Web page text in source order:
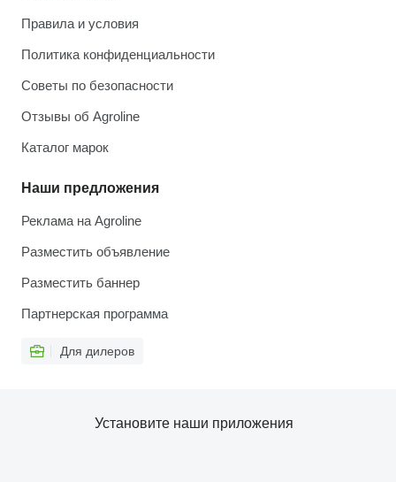
Правила и условия
Политика конфиденциальности
Советы по безопасности
Отзывы об Agroline
Каталог марок
Наши предложения
Реклама на Agroline
Разместить объявление
Разместить баннер
Партнерская программа
Для дилеров
Установите наши приложения